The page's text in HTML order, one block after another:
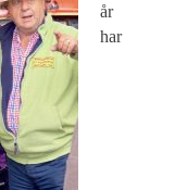
år
har